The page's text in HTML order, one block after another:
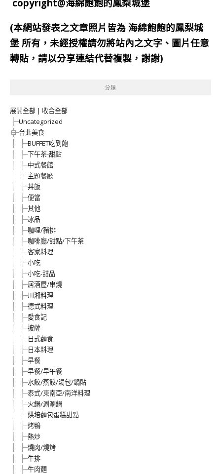
copyright@海綿飽飽的鳳梨城堡
(本網站發表之文章照片皆為 海綿飽飽的鳳梨城
堡 所有，未經授權請勿將站內之文字、圖片任意
轉貼，請以分享連結代替複製，謝謝)
分類
展開全部 | 收合全部
Uncategorized
台北美食
BUFFET吃到飽
下午茶-甜點
中式餐館
主題餐廳
丼飯
便當
其他
冰品
咖哩/豬排
咖啡廳/甜點/下午茶
客家料理
小吃
小吃-甜品
居酒屋/串燒
川湘料理
德式料理
愛食記
披薩
日式麵食
日本料理
早餐
早餐/早午餐
水餃/蒸餃/湯包/鍋貼
泰式/東南亞/南洋料理
火鍋/涮涮鍋
烘培麵包蛋糕甜點
烤鴨
熱炒
燒肉/燒烤
牛排
牛肉麵